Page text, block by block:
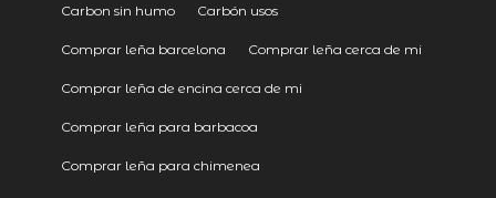
Carbon sin humo Carbón usos
Comprar leña barcelona Comprar leña cerca de mi
Comprar leña de encina cerca de mi
Comprar leña para barbacoa
Comprar leña para chimenea